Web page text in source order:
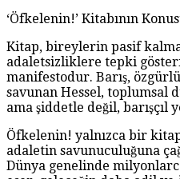
‘Öfkelenin!’ Kitabının
Kitap, bireylerin pasif
adaletsizliklere tepki
manifestodur. Barış,
savunan Hessel, toplumsal
ama şiddetle değil, barışçıl
Öfkelenin! yalnızca bir
adaletin savunuculuğuna
Dünya genelinde